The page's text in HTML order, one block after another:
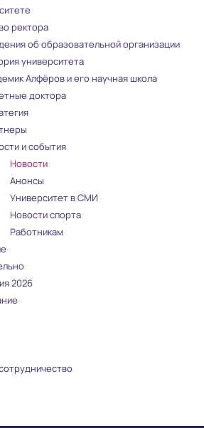
ректора
об образовательной организации
университета
Алфёров и его научная школа
доктора
и события
Новости
Анонсы
Университет в СМИ
Новости спорта
Работникам
2026